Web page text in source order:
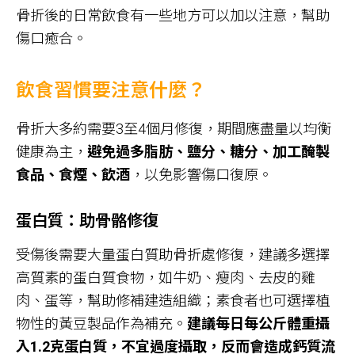
骨折後的日常飲食有一些地方可以加以注意，幫助
傷口癒合。
飲食習慣要注意什麼？
骨折大多約需要3至4個月修復，期間應盡量以均衡
健康為主， 避免過多脂肪、鹽分、糖分、加工醃製
食品、食煙、飲酒 ，以免影響傷口復原。
蛋白質：助骨骼修復
受傷後需要大量蛋白質助骨折處修復，建議多選擇
高質素的蛋白質食物，如牛奶、瘦肉、去皮的雞
肉、蛋等，幫助修補建造組織；素食者也可選擇植
物性的黃豆製品作為補充。 建議每日每公斤體重攝
入1.2克蛋白質，不宜過度攝取，反而會造成鈣質流